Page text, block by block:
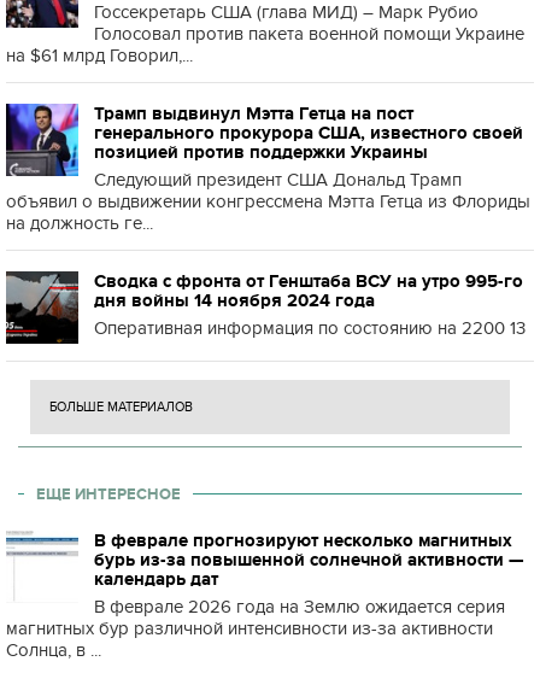
Госсекретарь США (глава МИД) – Марк Рубио
Голосовал против пакета военной помощи Украине
на $61 млрд Говорил,...
Трамп выдвинул Мэтта Гетца на пост
генерального прокурора США, известного своей
позицией против поддержки Украины
Следующий президент США Дональд Трамп
объявил о выдвижении конгрессмена Мэтта Гетца из Флориды
на должность ге...
Сводка с фронта от Генштаба ВСУ на утро 995-го
дня войны 14 ноября 2024 года
Оперативная информация по состоянию на 2200 13
БОЛЬШЕ МАТЕРИАЛОВ
ЕЩЕ ИНТЕРЕСНОЕ
В феврале прогнозируют несколько магнитных
бурь из-за повышенной солнечной активности —
календарь дат
В феврале 2026 года на Землю ожидается серия
магнитных бур различной интенсивности из-за активности
Солнца, в ...